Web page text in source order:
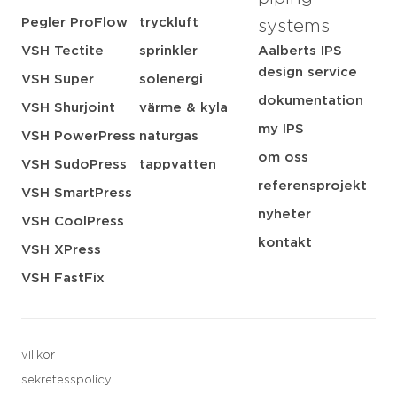
Pegler ProFlow
VSH Tectite
VSH Super
VSH Shurjoint
VSH PowerPress
VSH SudoPress
VSH SmartPress
VSH CoolPress
VSH XPress
VSH FastFix
tryckluft
sprinkler
solenergi
värme & kyla
naturgas
tappvatten
systems
Aalberts IPS
design service
dokumentation
my IPS
om oss
referensprojekt
nyheter
kontakt
villkor
sekretesspolicy